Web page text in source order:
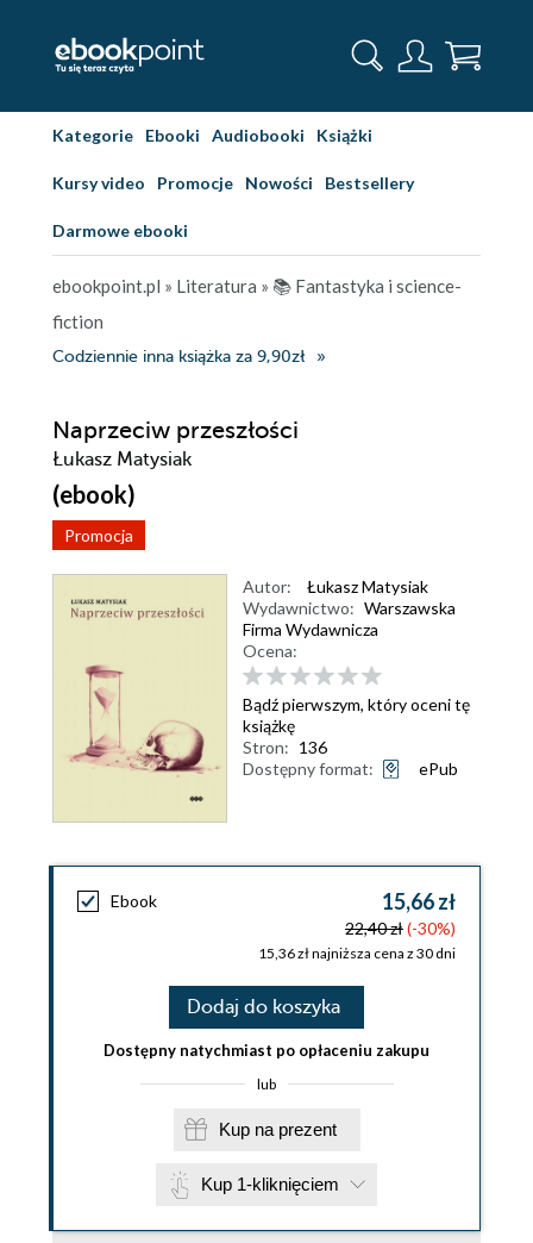
Kategorie Ebooki Audiobooki Książki
Kursy video Promocje Nowości Bestsellery
Darmowe ebooki
ebookpoint.pl » Literatura » 📚 Fantastyka i science-
fiction
Codziennie inna książka za 9,90zł
Naprzeciw przeszłości
Łukasz Matysiak
(ebook)
Promocja
Autor:
Łukasz Matysiak
Wydawnictwo: Warszawska
Firma Wydawnicza
Ocena:
Bądź pierwszym, który oceni tę
książkę
Stron: 136
Dostępny format:
ePub
Ebook 15,66 zł
22,40 zł(-30%)
15,36 zł najniższa cena z 30 dni
Dodaj do koszyka
Dostępny natychmiast po opłaceniu zakupu
lub
Kup na prezent
Kup 1-kliknięciem